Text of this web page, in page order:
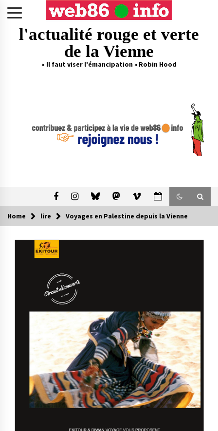
l'actualité rouge et verte
de la Vienne
« Il faut viser l'émancipation » Robin Hood
Home lire Voyages en Palestine depuis la Vienne